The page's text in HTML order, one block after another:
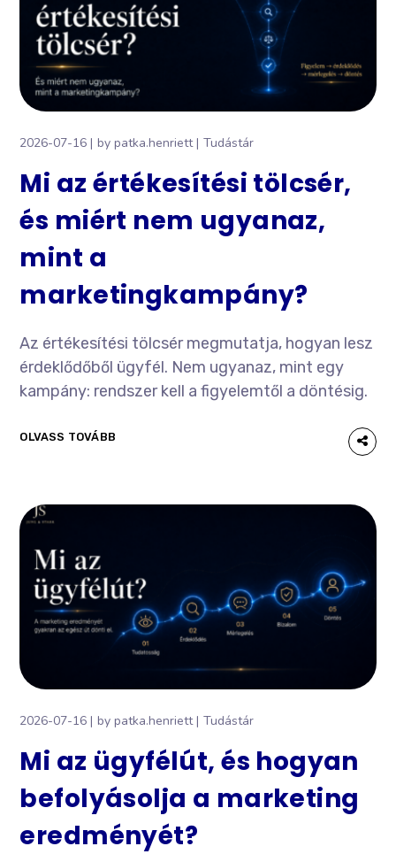
2026-07-16 bypatka.henriett Tudástár
Mi az értékesítési tölcsér,
és miért nem ugyanaz,
mint a
marketingkampány?
Az értékesítési tölcsér megmutatja, hogyan lesz
érdeklődőből ügyfél. Nem ugyanaz, mint egy
kampány: rendszer kell a figyelemtől a döntésig.
OLVASS TOVÁBB
2026-07-16 bypatka.henriett Tudástár
Mi az ügyfélút, és hogyan
befolyásolja a marketing
eredményét?